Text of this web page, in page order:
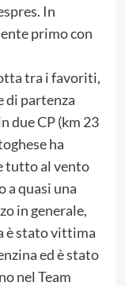
In
primo con
tra i favoriti,
di partenza
due CP (km 23
ha
tutto al vento
a quasi una
in generale,
è stato vittima
ed è stato
nel Team